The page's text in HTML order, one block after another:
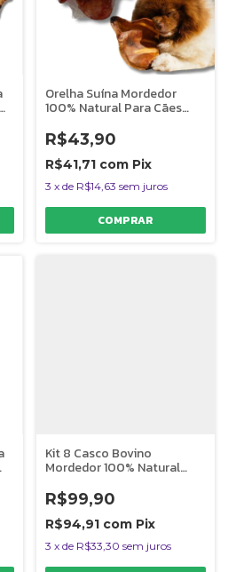
Orelha Suína Mordedor
100% Natural Para Cães
AlecrimPet
R$43,90
R$41,71 com Pix
3 x de R$14,63 sem juros
Kit 8 Casco Bovino
Mordedor 100% Natural
AlecrimPet
R$99,90
R$94,91 com Pix
3 x de R$33,30 sem juros